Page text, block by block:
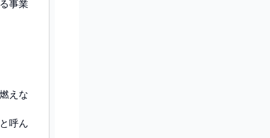
事業
えな
と呼ん